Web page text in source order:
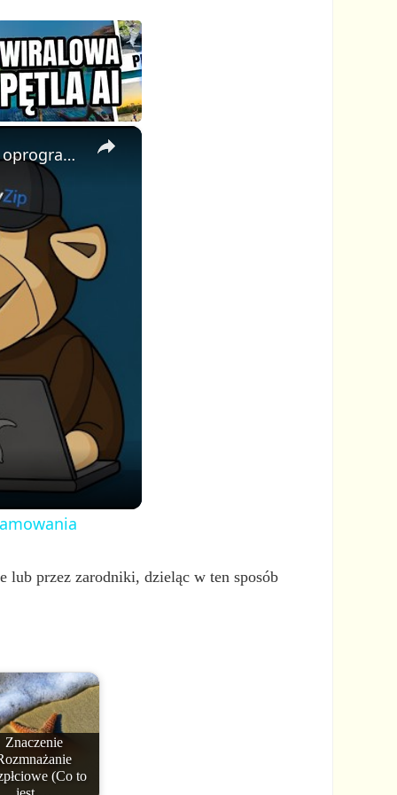
×
📦 Jak złamać hasło do pliku ZIP online za darmo | Bez instalacji oprogramowania
lub przez zarodniki, dzieląc w ten sposób
Znaczenie
(Co to